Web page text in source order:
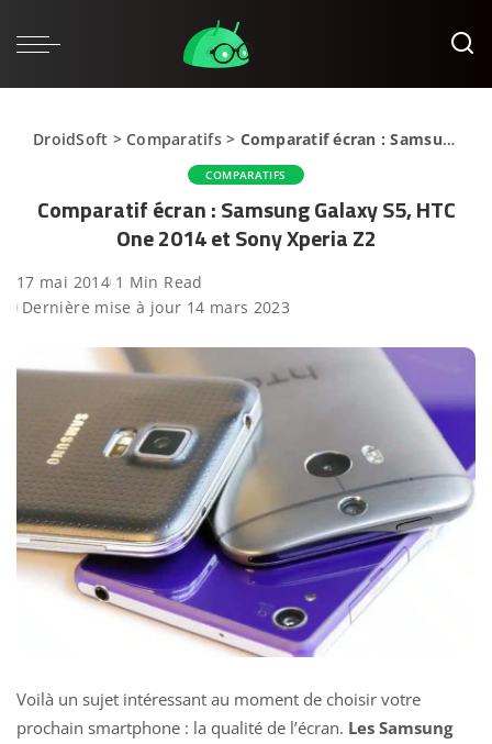
DroidSoft > Comparatifs> Comparatif écran : Samsung Galaxy S5, HTC One 2014 et Sony Xperia Z2
COMPARATIFS
Comparatif écran : Samsung Galaxy S5, HTC
One 2014 et Sony Xperia Z2
17 mai 2014 1 Min Read
Dernière mise à jour 14 mars 2023
Voilà un sujet intéressant au moment de choisir votre
prochain smartphone : la qualité de l’écran. Les Samsung